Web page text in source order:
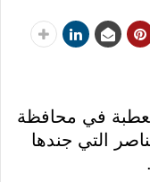
قعطبة في محافظة
التي جندها